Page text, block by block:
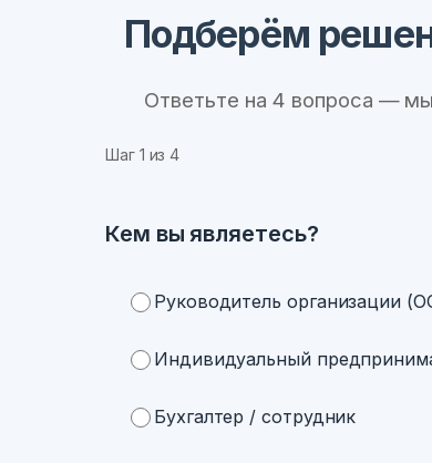
Подберём
Ответьте на 4 вопроса —
Шаг 1 из 4
Кем вы являетесь?
Руководитель организации
Индивидуальный
Бухгалтер / сотрудник